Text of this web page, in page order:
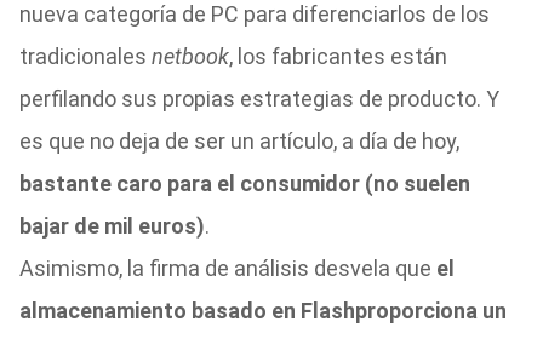
nueva categoría de PC para diferenciarlos de los
tradicionales netbook, los fabricantes están
perfilando sus propias estrategias de producto. Y
es que no deja de ser un artículo, a día de hoy,
bastante caro para el consumidor (no suelen
bajar de mil euros).
Asimismo, la firma de análisis desvela que el
almacenamiento basado en Flashproporciona un